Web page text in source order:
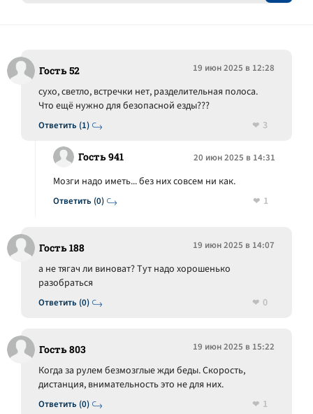
Гость 52 19 июн 2025 в 12:28
Ответить (1)
сухо, светло, встречки нет, разделительная полоса.
Что ещё нужно для безопасной езды???
3
Гость 941 20 июн 2025 в 14:31
Ответить (0)
Мозги надо иметь... без них совсем ни как.
1
Гость 188 19 июн 2025 в 14:07
Ответить (0)
а не тягач ли виноват? Тут надо хорошенько
разобраться
0
Гость 803 19 июн 2025 в 15:22
Ответить (0)
Когда за рулем безмозглые жди беды. Скорость,
дистанция, внимательность это не для них.
1